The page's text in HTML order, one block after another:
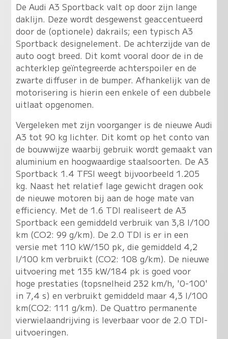
De Audi A3 Sportback valt op door zijn lange
daklijn. Deze wordt desgewenst geaccentueerd
door de (optionele) dakrails; een typisch A3
Sportback designelement. De achterzijde van de
auto oogt breed. Dit komt vooral door de in de
achterklep geïntegreerde achterspoiler en de
zwarte diffuser in de bumper. Afhankelijk van de
motorisering is hierin een enkele of een dubbele
uitlaat opgenomen.
Vergeleken met zijn voorganger is de nieuwe Audi
A3 tot 90 kg lichter. Dit komt op het conto van
de bouwwijze waarbij gebruik wordt gemaakt van
aluminium en hoogwaardige staalsoorten. De A3
Sportback 1.4 TFSI weegt bijvoorbeeld 1.205
kg. Naast het relatief lage gewicht dragen ook
de nieuwe motoren bij aan de hoge mate van
efficiency. Met de 1.6 TDI realiseert de A3
Sportback een gemiddeld verbruik van 3,8 l/100
km (CO2: 99 g/km). De 2.0 TDI is er in een
versie met 110 kW/150 pk, die gemiddeld 4,2
l/100 km verbruikt (CO2: 108 g/km). De nieuwe
uitvoering met 135 kW/184 pk is goed voor
hoge prestaties (topsnelheid 232 km/h, '0-100'
in 7,4 s) en verbruikt gemiddeld maar 4,3 l/100
km(CO2: 111 g/km). De Quattro permanente
vierwielaandrijving is leverbaar voor de 2.0 TDI-
uitvoeringen.